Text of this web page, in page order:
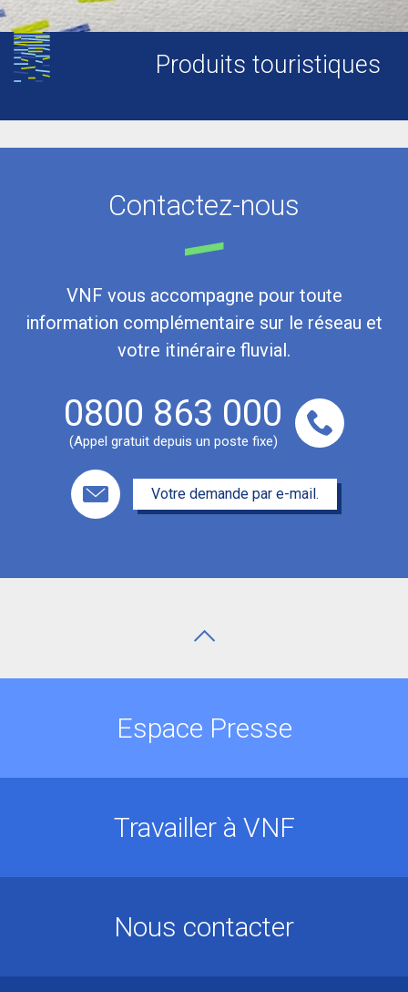
Produits touristiques
Contactez-nous
VNF vous accompagne pour toute
information complémentaire sur le réseau et
votre itinéraire fluvial.
0800 863 000
(Appel gratuit depuis un poste fixe)
Votre demande par e-mail.
Espace Presse
Travailler à VNF
Nous contacter